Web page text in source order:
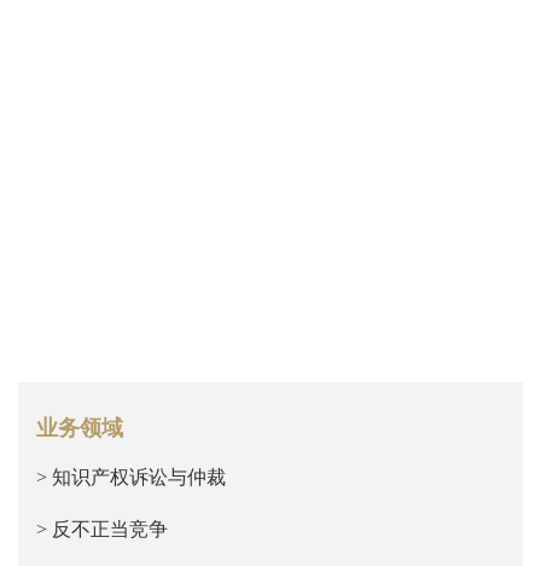
业务领域
> 知识产权诉讼与仲裁
> 反不正当竞争